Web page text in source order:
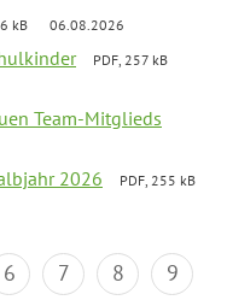
kB 06.08.2026
PDF, 257 kB
Team-Mitglieds
2026
PDF, 255 kB
6 7 8
9